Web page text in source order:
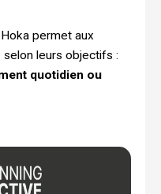
permet aux
leurs objectifs :
quotidien ou